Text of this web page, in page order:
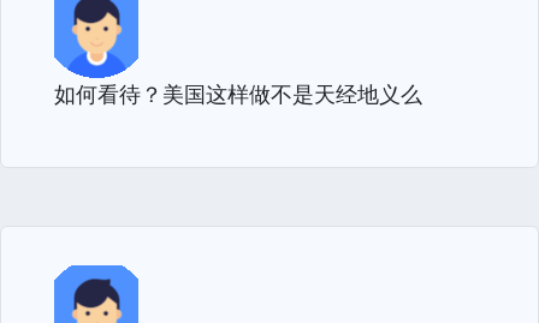
如何看待？美国这样做不是天经地义么